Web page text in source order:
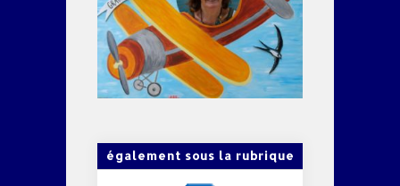
également sous la rubrique